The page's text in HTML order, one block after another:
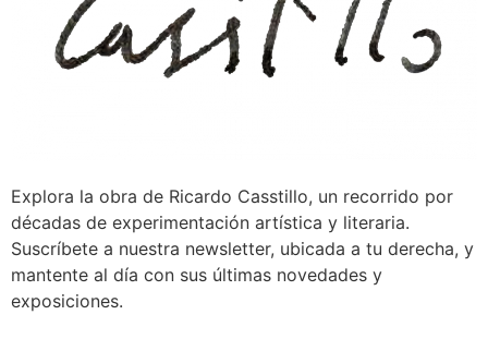
Explora la obra de Ricardo Casstillo, un recorrido por
décadas de experimentación artística y literaria.
Suscríbete a nuestra newsletter, ubicada a tu derecha, y
mantente al día con sus últimas novedades y
exposiciones.